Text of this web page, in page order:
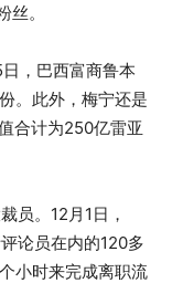
。
，巴西富商鲁本
。此外，梅宁还是
合计为250亿雷亚
员。12月1日，
论员在内的120多
小时来完成离职流